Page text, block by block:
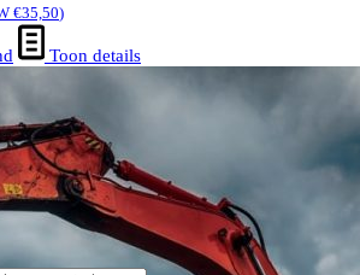
€35,50)
Toon details